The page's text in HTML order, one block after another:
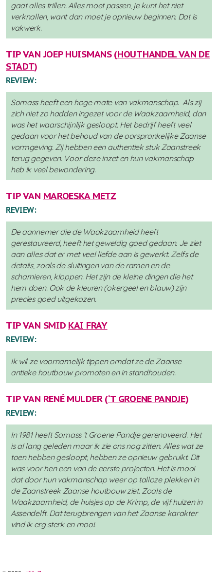
gaat alles trillen. Alles moet passen, je kunt het niet
verknallen, want dan moet je opnieuw beginnen. Dat is
vakwerk.
TIP VAN JOEP HUISMANS (HOUTHANDEL VAN DE
STADT)
REVIEW:
Somass heeft een hoge mate van vakmanschap. Als zij
zich niet zo hadden ingezet voor de Waakzaamheid, dan
was het waarschijnlijk gesloopt. Het bedrijf heeft veel
gedaan voor het behoud van de oorspronkelijke Zaanse
vormgeving. Zij hebben een authentiek stuk Zaanstreek
terug gegeven. Voor deze inzet en hun vakmanschap
heb ik veel bewondering.
TIP VAN MAROESKA METZ
REVIEW:
De aannemer die de Waakzaamheid heeft
gerestaureerd, heeft het geweldig goed gedaan. Je ziet
aan alles dat er met veel liefde aan is gewerkt. Zelfs de
details, zoals de sluitingen van de ramen en de
scharnieren, kloppen. Het zijn de kleine dingen die het
hem doen. Ook de kleuren (okergeel en blauw) zijn
precies goed uitgekozen.
TIP VAN SMID KAI FRAY
REVIEW:
Ik wil ze voornamelijk tippen omdat ze de Zaanse
antieke houtbouw promoten en in standhouden.
TIP VAN RENÉ MULDER (‘T GROENE PANDJE)
REVIEW:
In 1981 heeft Somass ‘t Groene Pandje gerenoveerd. Het
is al lang geleden maar ik zie ons nog zitten. Alles wat ze
toen hebben gesloopt, hebben ze opnieuw gebruikt. Dit
was voor hen een van de eerste projecten. Het is mooi
dat door hun vakmanschap weer op talloze plekken in
de Zaanstreek Zaanse houtbouw ziet. Zoals de
Waakzaamheid, de huisjes op de Krimp, de vijf huizen in
Assendelft. Dat terugbrengen van het Zaanse karakter
vind ik erg sterk en mooi.